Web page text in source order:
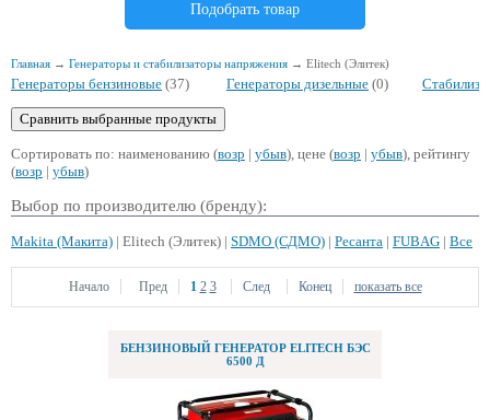
Подобрать товар
Главная → Генераторы и стабилизаторы напряжения → Elitech (Элитек)
Генераторы бензиновые (37) Генераторы дизельные (0)
Сортировать по: наименованию (возр | убыв), цене (возр | убыв), рейтингу
(возр | убыв)
Выбор по производителю (бренду):
Makita (Макита) | Elitech (Элитек) | SDMO (СДМО) | Ресанта | FUBAG | Все
Начало Пред 1 2 3 След Конец показать все
БЕНЗИНОВЫЙ ГЕНЕРАТОР ELITECH БЭС
6500 Д